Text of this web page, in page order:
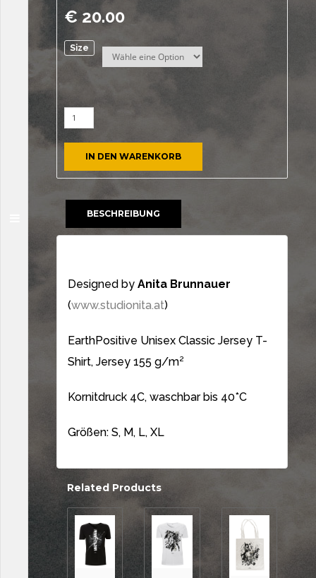
€ 20.00
Size
IN DEN WARENKORB
BESCHREIBUNG
Designed by Anita Brunnauer
(www.studionita.at)
EarthPositive Unisex Classic Jersey T-
Shirt, Jersey 155 g/m²
Kornitdruck 4C, waschbar bis 40*C
Größen: S, M, L, XL
Related Products